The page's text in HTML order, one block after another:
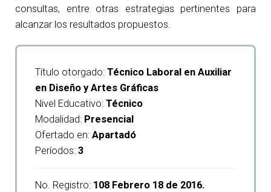
consultas, entre otras estrategias pertinentes para
alcanzar los resultados propuestos.
Título otorgado: Técnico Laboral en Auxiliar
en Diseño y Artes Gráficas
Nivel Educativo: Técnico
Modalidad: Presencial
Ofertado en: Apartadó
Períodos: 3
No. Registro: 108 Febrero 18 de 2016.